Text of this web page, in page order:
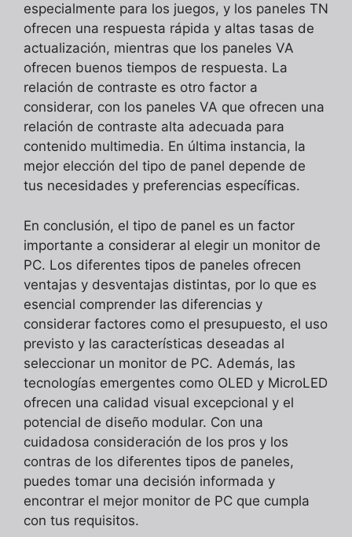
especialmente para los juegos, y los paneles TN
ofrecen una respuesta rápida y altas tasas de
actualización, mientras que los paneles VA
ofrecen buenos tiempos de respuesta. La
relación de contraste es otro factor a
considerar, con los paneles VA que ofrecen una
relación de contraste alta adecuada para
contenido multimedia. En última instancia, la
mejor elección del tipo de panel depende de
tus necesidades y preferencias específicas.
En conclusión, el tipo de panel es un factor
importante a considerar al elegir un monitor de
PC. Los diferentes tipos de paneles ofrecen
ventajas y desventajas distintas, por lo que es
esencial comprender las diferencias y
considerar factores como el presupuesto, el uso
previsto y las características deseadas al
seleccionar un monitor de PC. Además, las
tecnologías emergentes como OLED y MicroLED
ofrecen una calidad visual excepcional y el
potencial de diseño modular. Con una
cuidadosa consideración de los pros y los
contras de los diferentes tipos de paneles,
puedes tomar una decisión informada y
encontrar el mejor monitor de PC que cumpla
con tus requisitos.